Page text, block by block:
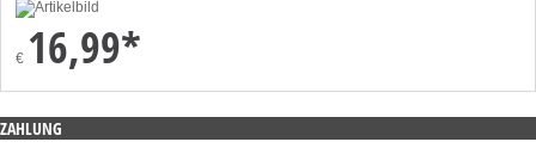
€ 16,99*
ZAHLUNG